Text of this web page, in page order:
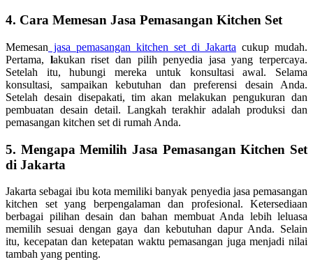
4. Cara Memesan Jasa Pemasangan Kitchen Set
Memesan jasa pemasangan kitchen set di Jakarta cukup mudah.
Pertama, lakukan riset dan pilih penyedia jasa yang terpercaya.
Setelah itu, hubungi mereka untuk konsultasi awal. Selama
konsultasi, sampaikan kebutuhan dan preferensi desain Anda.
Setelah desain disepakati, tim akan melakukan pengukuran dan
pembuatan desain detail. Langkah terakhir adalah produksi dan
pemasangan kitchen set di rumah Anda.
5. Mengapa Memilih Jasa Pemasangan Kitchen Set
di Jakarta
Jakarta sebagai ibu kota memiliki banyak penyedia jasa pemasangan
kitchen set yang berpengalaman dan profesional. Ketersediaan
berbagai pilihan desain dan bahan membuat Anda lebih leluasa
memilih sesuai dengan gaya dan kebutuhan dapur Anda. Selain
itu, kecepatan dan ketepatan waktu pemasangan juga menjadi nilai
tambah yang penting.